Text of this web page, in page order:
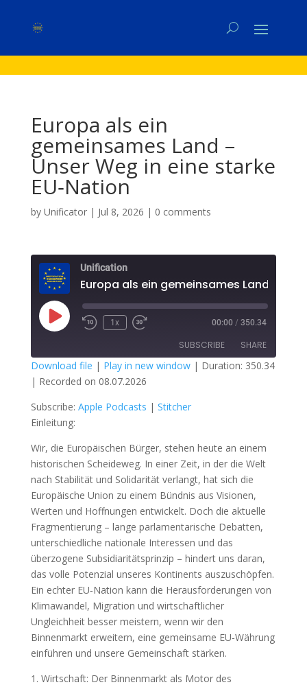
Europa als ein
gemeinsames Land –
Unser Weg in eine starke
EU‑Nation
by Unificator| Jul 8, 2026 | 0 comments
Unification
Play
Episode
1x 00:00 / 350.34
SUBSCRIBE SHARE
Apple Podcasts
RSS FEED
SHARE
LINK
EMBED
Download file | Play in new window| Duration: 350.34
| Recorded on 08.07.2026
Subscribe: Apple Podcasts | Stitcher
Einleitung:
Wir, die Europäischen Bürger, stehen heute an einem
historischen Scheideweg. In einer Zeit, in der die Welt
nach Stabilität und Solidarität verlangt, hat sich die
Europäische Union zu einem Bündnis aus Visionen,
Werten und Hoffnungen entwickelt. Doch die aktuelle
Fragmentierung – lange parlamentarische Debatten,
unterschiedliche nationale Interessen und das
überzogene Subsidiaritätsprinzip – hindert uns daran,
das volle Potenzial unseres Kontinents auszuschöpfen.
Ein echter EU‑Nation kann die Herausforderungen von
Klimawandel, Migration und wirtschaftlicher
Ungleichheit besser meistern, wenn wir den
Binnenmarkt erweitern, eine gemeinsame EU‑Währung
einführen und unsere Gemeinschaft stärken.
1. Wirtschaft: Der Binnenmarkt als Motor des